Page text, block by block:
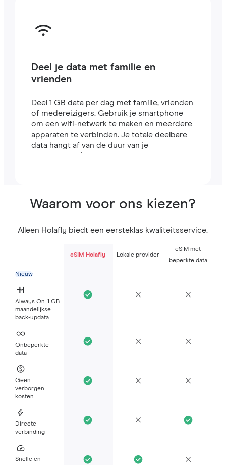
Deel je data met familie en
vrienden
Deel 1 GB data per dag met familie, vrienden
of medereizigers. Gebruik je smartphone
om een wifi-netwerk te maken en meerdere
apparaten te verbinden. Je totale deelbare
data hangt af van de duur van je
abonnement (een abonnement van 7 dagen
Waarom voor ons kiezen?
Alleen Holafly biedt een eersteklas kwaliteitsservice.
eSIM Holafly Lokale provider
eSIM met
beperkte data
Nieuw
Always On: 1 GB
maandelijkse
back-updata
Onbeperkte
data
Geen
verborgen
kosten
Directe
verbinding
Snelle en